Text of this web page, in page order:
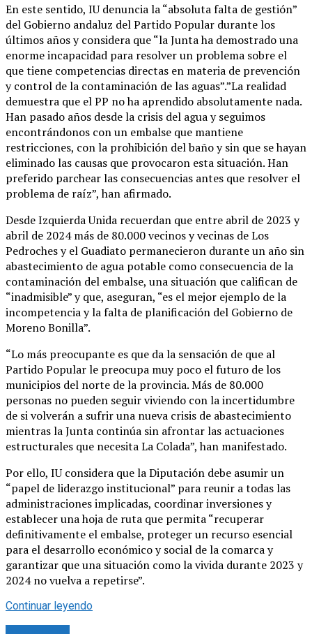
En este sentido, IU denuncia la “absoluta falta de gestión”
del Gobierno andaluz del Partido Popular durante los
últimos años y considera que “la Junta ha demostrado una
enorme incapacidad para resolver un problema sobre el
que tiene competencias directas en materia de prevención
y control de la contaminación de las aguas”.”La realidad
demuestra que el PP no ha aprendido absolutamente nada.
Han pasado años desde la crisis del agua y seguimos
encontrándonos con un embalse que mantiene
restricciones, con la prohibición del baño y sin que se hayan
eliminado las causas que provocaron esta situación. Han
preferido parchear las consecuencias antes que resolver el
problema de raíz”, han afirmado.
Desde Izquierda Unida recuerdan que entre abril de 2023 y
abril de 2024 más de 80.000 vecinos y vecinas de Los
Pedroches y el Guadiato permanecieron durante un año sin
abastecimiento de agua potable como consecuencia de la
contaminación del embalse, una situación que califican de
“inadmisible” y que, aseguran, “es el mejor ejemplo de la
incompetencia y la falta de planificación del Gobierno de
Moreno Bonilla”.
“Lo más preocupante es que da la sensación de que al
Partido Popular le preocupa muy poco el futuro de los
municipios del norte de la provincia. Más de 80.000
personas no pueden seguir viviendo con la incertidumbre
de si volverán a sufrir una nueva crisis de abastecimiento
mientras la Junta continúa sin afrontar las actuaciones
estructurales que necesita La Colada”, han manifestado.
Por ello, IU considera que la Diputación debe asumir un
“papel de liderazgo institucional” para reunir a todas las
administraciones implicadas, coordinar inversiones y
establecer una hoja de ruta que permita “recuperar
definitivamente el embalse, proteger un recurso esencial
para el desarrollo económico y social de la comarca y
garantizar que una situación como la vivida durante 2023 y
2024 no vuelva a repetirse”.
Continuar leyendo